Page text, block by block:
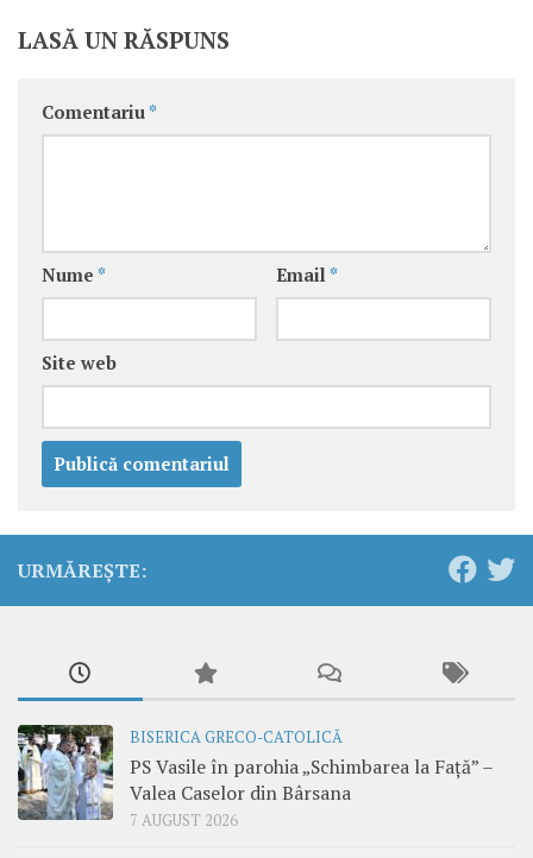
LASĂ UN RĂSPUNS
Comentariu *
Nume * Email *
Site web
URMĂREȘTE:
BISERICA GRECO-CATOLICĂ
PS Vasile în parohia „Schimbarea la Față” –
Valea Caselor din Bârsana
7 AUGUST 2026